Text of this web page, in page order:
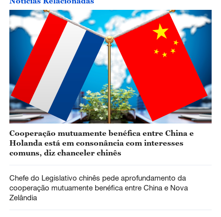
Cooperação mutuamente benéfica entre China e
Holanda está em consonância com interesses
comuns, diz chanceler chinês
Chefe do Legislativo chinês pede aprofundamento da
cooperação mutuamente benéfica entre China e Nova
Zelândia